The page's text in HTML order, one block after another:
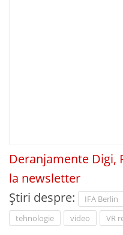
Deranjamente Digi,
la newsletter
Știri despre:
IFA Berlin
tehnologie
video VR